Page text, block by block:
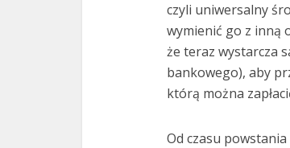
czyli uniwersalny
wymienić go z inną
że teraz wystarcza
bankowego), aby
którą można
Od czasu